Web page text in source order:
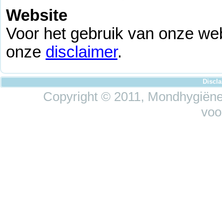
Website
Voor het gebruik van onze
onze disclaimer.
Copyright © 2011,